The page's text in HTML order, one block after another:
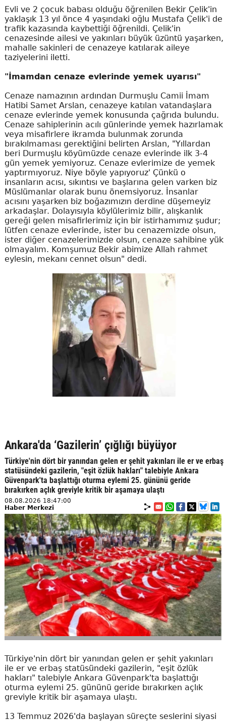
Evli ve 2 çocuk babası olduğu öğrenilen Bekir Çelik'in
yaklaşık 13 yıl önce 4 yaşındaki oğlu Mustafa Çelik'i de
trafik kazasında kaybettiği öğrenildi. Çelik'in
cenazesinde ailesi ve yakınları büyük üzüntü yaşarken,
mahalle sakinleri de cenazeye katılarak aileye
taziyelerini iletti.
"İmamdan cenaze evlerinde yemek uyarısı"
Cenaze namazının ardından Durmuşlu Camii İmam
Hatibi Samet Arslan, cenazeye katılan vatandaşlara
cenaze evlerinde yemek konusunda çağrıda bulundu.
Cenaze sahiplerinin acılı günlerinde yemek hazırlamak
veya misafirlere ikramda bulunmak zorunda
bırakılmaması gerektiğini belirten Arslan, "Yıllardan
beri Durmuşlu köyümüzde cenaze evlerinde ilk 3-4
gün yemek yemiyoruz. Cenaze evlerimize de yemek
yaptırmıyoruz. Niye böyle yapıyoruz' Çünkü o
insanların acısı, sıkıntısı ve başlarına gelen varken biz
Müslümanlar olarak bunu önemsiyoruz. İnsanlar
acısını yaşarken biz boğazımızın derdine düşemeyiz
arkadaşlar. Dolayısıyla köylülerimiz bilir, alışkanlık
gereği gelen misafirlerimiz için bir istirhamımız şudur;
lütfen cenaze evlerinde, ister bu cenazemizde olsun,
ister diğer cenazelerimizde olsun, cenaze sahibine yük
olmayalım. Komşumuz Bekir abimize Allah rahmet
eylesin, mekanı cennet olsun" dedi.
Ankara'da ‘Gazilerin’ çığlığı büyüyor
Türkiye'nin dört bir yanından gelen er şehit yakınları ile er ve erbaş
statüsündeki gazilerin, "eşit özlük hakları" talebiyle Ankara
Güvenpark'ta başlattığı oturma eylemi 25. gününü geride
bırakırken açlık greviyle kritik bir aşamaya ulaştı
08.08.2026 18:47:00
Haber Merkezi
Türkiye'nin dört bir yanından gelen er şehit yakınları
ile er ve erbaş statüsündeki gazilerin, "eşit özlük
hakları" talebiyle Ankara Güvenpark'ta başlattığı
oturma eylemi 25. gününü geride bırakırken açlık
greviyle kritik bir aşamaya ulaştı.
13 Temmuz 2026'da başlayan süreçte seslerini siyasi